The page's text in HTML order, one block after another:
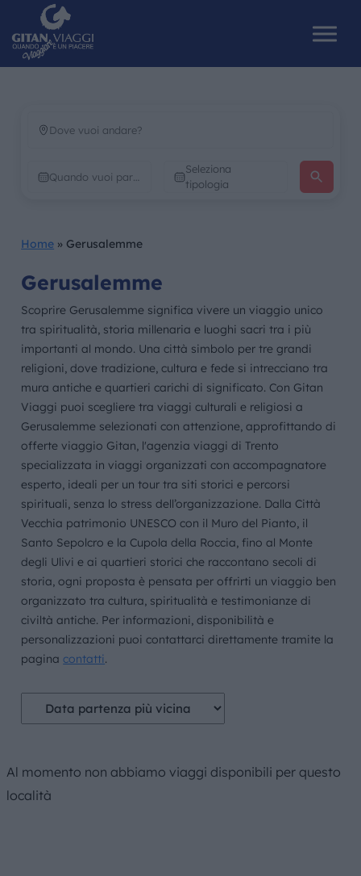
Seleziona
tipologia
CHI SIAMO
IL MONDO GITAN
CONTATTI
Home » Gerusalemme
Gerusalemme
Scoprire Gerusalemme significa vivere un viaggio unico
tra spiritualità, storia millenaria e luoghi sacri tra i più
importanti al mondo. Una città simbolo per tre grandi
religioni, dove tradizione, cultura e fede si intrecciano tra
mura antiche e quartieri carichi di significato. Con Gitan
Viaggi puoi scegliere tra viaggi culturali e religiosi a
Gerusalemme selezionati con attenzione, approfittando di
offerte viaggio Gitan, l'agenzia viaggi di Trento
specializzata in viaggi organizzati con accompagnatore
esperto, ideali per un tour tra siti storici e percorsi
spirituali, senza lo stress dell’organizzazione. Dalla Città
Vecchia patrimonio UNESCO con il Muro del Pianto, il
Santo Sepolcro e la Cupola della Roccia, fino al Monte
degli Ulivi e ai quartieri storici che raccontano secoli di
storia, ogni proposta è pensata per offrirti un viaggio ben
organizzato tra cultura, spiritualità e testimonianze di
civiltà antiche. Per informazioni, disponibilità e
personalizzazioni puoi contattarci direttamente tramite la
paginacontatti.
Al momento non abbiamo viaggi disponibili per questo
località